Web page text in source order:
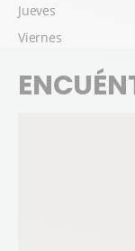
Jueves
Viernes